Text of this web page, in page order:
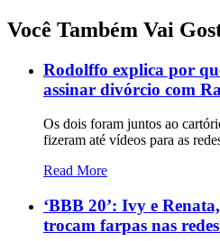
Você Também Vai
Rodolffo explica por
assinar divórcio com
Os dois foram juntos ao
fizeram até vídeos para as
Read More
‘BBB 20’: Ivy e
trocam farpas nas